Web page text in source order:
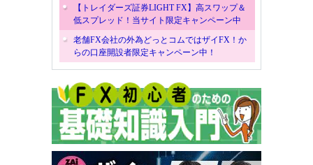
【トレイダーズ証券LIGHT FX】高スワップ＆
低スプレッド！当サイト限定キャンペーン中
老舗FX会社の外為どっとコムではザイFX！か
らの口座開設者限定キャンペーン中！